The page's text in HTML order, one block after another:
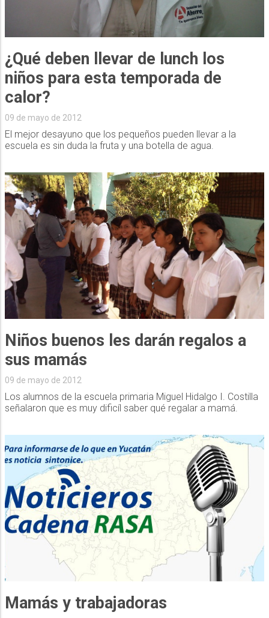
¿Qué deben llevar de lunch los
niños para esta temporada de
calor?
09 de mayo de 2012
El mejor desayuno que los pequeños pueden llevar a la
escuela es sin duda la fruta y una botella de agua.
Niños buenos les darán regalos a
sus mamás
09 de mayo de 2012
Los alumnos de la escuela primaria Miguel Hidalgo I. Costilla
señalaron que es muy dificíl saber qué regalar a mamá.
Mamás y trabajadoras